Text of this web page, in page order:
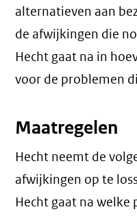
alternatieven aan
de afwijkingen die
Hecht gaat na in
voor de problemen
Maatregelen
Hecht neemt de
afwijkingen op te
Hecht gaat na